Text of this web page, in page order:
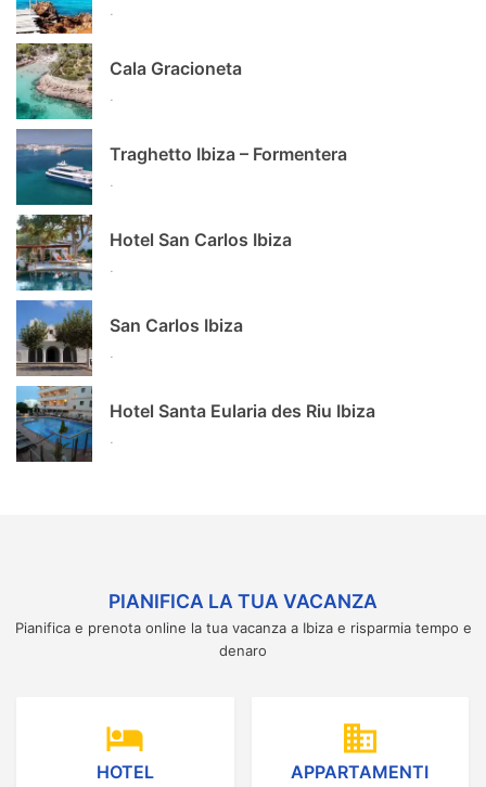
Cala Gracioneta
Traghetto Ibiza – Formentera
Hotel San Carlos Ibiza
San Carlos Ibiza
Hotel Santa Eularia des Riu Ibiza
PIANIFICA LA TUA VACANZA
Pianifica e prenota online la tua vacanza a Ibiza e risparmia tempo e
denaro
hotel
HOTEL
domain
APPARTAMENTI